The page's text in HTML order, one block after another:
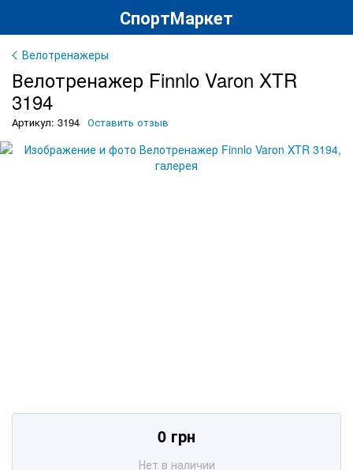
СпортМаркет
Велотренажеры
Велотренажер Finnlo Varon XTR
3194
Артикул: 3194 Оставить отзыв
0 грн
Нет в наличии